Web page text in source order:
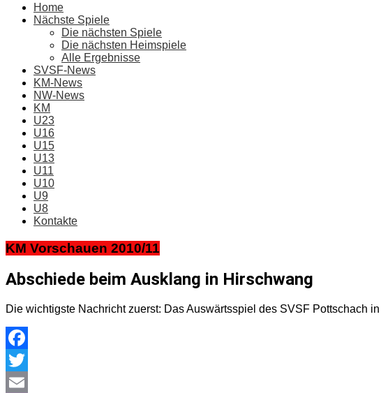
Home
Nächste Spiele
Die nächsten Spiele
Die nächsten Heimspiele
Alle Ergebnisse
SVSF-News
KM-News
NW-News
KM
U23
U16
U15
U13
U11
U10
U9
U8
Kontakte
KM Vorschauen 2010/11
Abschiede beim Ausklang in Hirschwang
Die wichtigste Nachricht zuerst: Das Auswärtsspiel des SVSF Pottschach
Facebook
Twitter